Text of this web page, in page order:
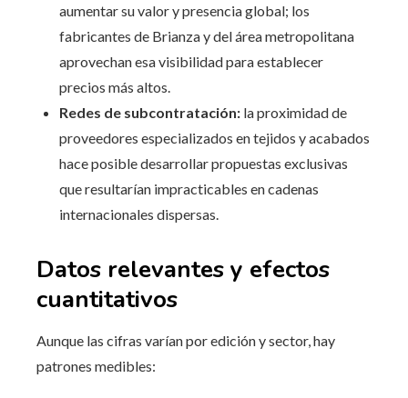
aumentar su valor y presencia global; los
fabricantes de Brianza y del área metropolitana
aprovechan esa visibilidad para establecer
precios más altos.
Redes de subcontratación: la proximidad de
proveedores especializados en tejidos y acabados
hace posible desarrollar propuestas exclusivas
que resultarían impracticables en cadenas
internacionales dispersas.
Datos relevantes y efectos
cuantitativos
Aunque las cifras varían por edición y sector, hay
patrones medibles: